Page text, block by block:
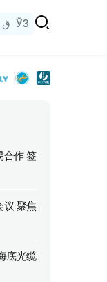
ق ЎЗ
合作 签
议 聚焦
底光缆